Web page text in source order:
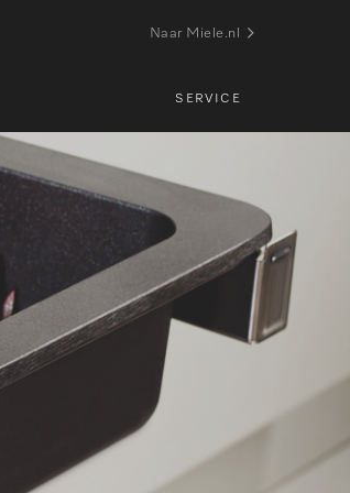
Naar Miele.nl
SERVICE